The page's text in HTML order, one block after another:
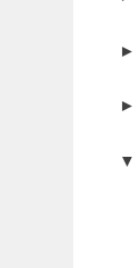
►
►
▼